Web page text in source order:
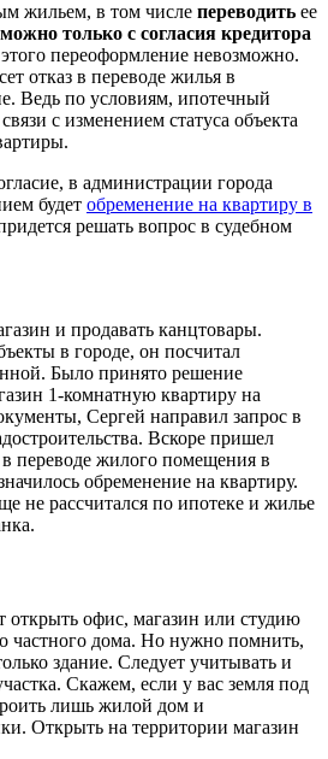
жильем, в том числе переводить ее
только с согласия кредитора
переоформление невозможно.
отказ в переводе жилья в
Ведь по условиям, ипотечный
с изменением статуса объекта
в администрации города
будет обременение на квартиру в
решать вопрос в судебном
и продавать канцтовары.
в городе, он посчитал
Было принято решение
1-комнатную квартиру на
Сергей направил запрос в
Вскоре пришел
в переводе жилого помещения в
обременение на квартиру.
не рассчитался по ипотеке и жилье
офис, магазин или студию
частного дома. Но нужно помнить,
здание. Следует учитывать и
Скажем, если у вас земля под
лишь жилой дом и
Открыть на территории магазин